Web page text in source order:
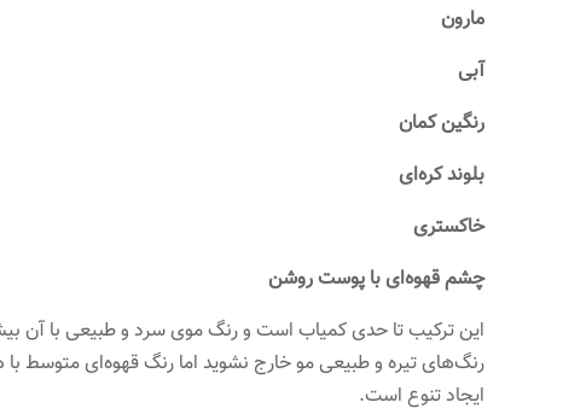
مارون
آبی
رنگین کمان
بلوند کره‌ای
خاکستری
چشم قهوه‌ای با پوست روشن
این ترکیب تا حدی کمیاب است و رنگ موی سرد و طبیعی با آن
رنگ‌های تیره و طبیعی مو خارج نشوید اما رنگ قهوه‌ای متوسط
ایجاد تنوع است.